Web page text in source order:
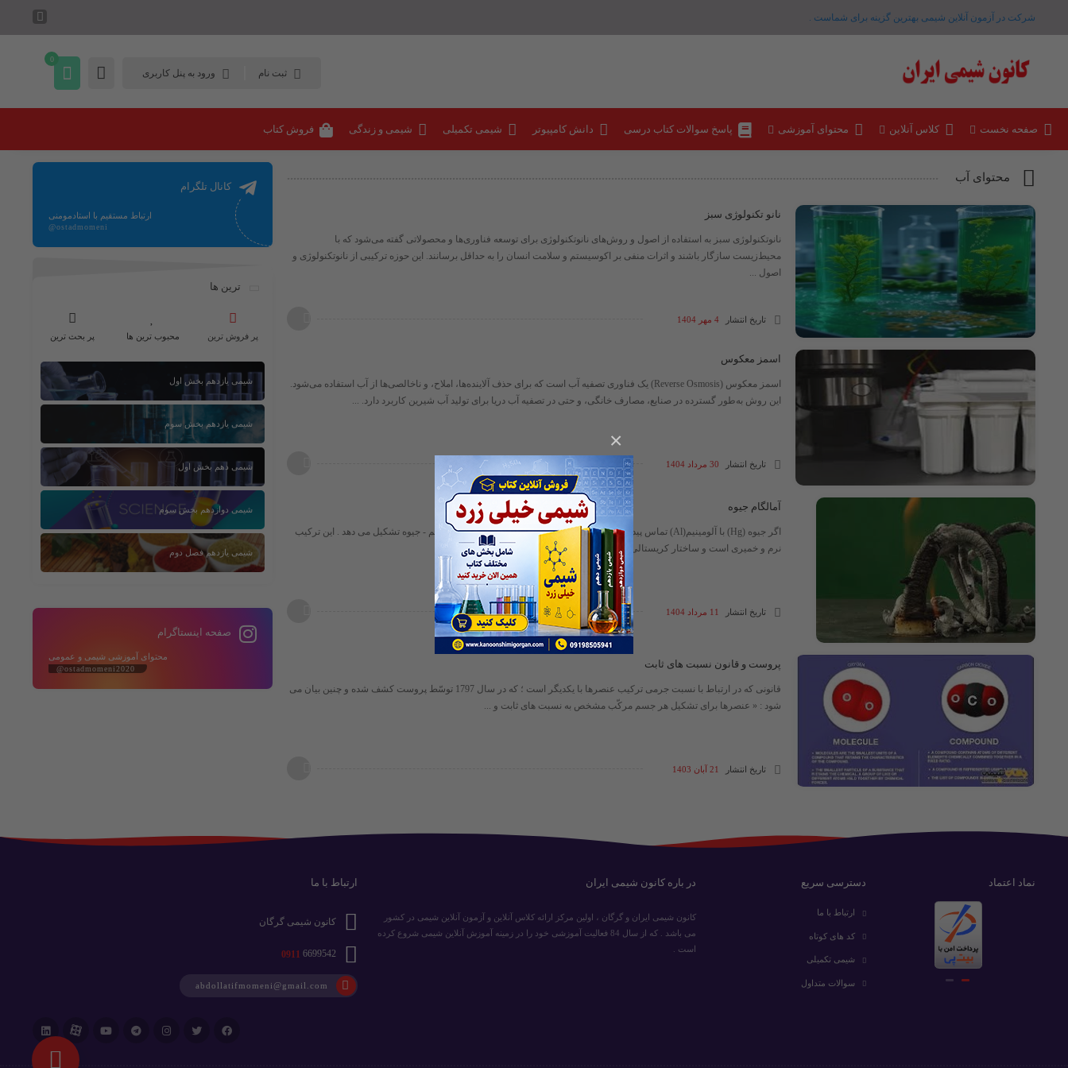
×
شرکت در آزمون آنلاین شیمی بهترین گزینه برای شماست .
ثبت نام ورود به پنل کاربری
0
صفحه نخست کلاس آنلاین محتوای آموزشی پاسخ سوالات کتاب درسی دانش کامپیوتر شیمی تکمیلی شیمی و زندگی فروش کتاب
محتوای آب
نانو تکنولوژی سبز
نانوتکنولوژی سبز به استفاده از اصول و روش‌های نانوتکنولوژی برای توسعه فناوری‌ها و محصولاتی گفته می‌شود که با
محیط‌زیست سازگار باشند و اثرات منفی بر اکوسیستم و سلامت انسان را به حداقل برسانند. این حوزه ترکیبی از نانوتکنولوژی و
اصول ...
تاریخ انتشار 4 مهر 1404
اسمز معکوس
اسمز معکوس (Reverse Osmosis) یک فناوری تصفیه آب است که برای حذف آلاینده‌ها، املاح، و ناخالصی‌ها از آب استفاده می‌شود.
این روش به‌طور گسترده در صنایع، مصارف خانگی، و حتی در تصفیه آب دریا برای تولید آب شیرین کاربرد دارد. ...
تاریخ انتشار 30 مرداد 1404
آمالگام جیوه
اگر جیوه (Hg) با آلومینیم(Al) تماس پیدا کند ، جیوه با آلومینیم ترکیب شده و آمالگام آلومینیم - جیوه تشکیل می دهد . این ترکیب
نرم و خمیری است و ساختار کریستالی آلومینیم را به هم می زند . حالا ...
تاریخ انتشار 11 مرداد 1404
پروست و قانون نسبت های ثابت
قانونی که در ارتباط با نسبت جرمی ترکیب عنصرها با یکدیگر است ؛ که در سال 1797 توسّط پروست کشف شده و چنین بیان می
شود : « عنصرها برای تشکیل هر جسم مرکّب مشخص به نسبت های ثابت و ...
تاریخ انتشار 21 آبان 1403
کانال تلگرام
ارتباط مستقیم با استادمومنی
@ostadmomeni
ترین ها
پر فروش ترین محبوب ترین ها پر بحث ترین
شیمی یازدهم بخش اول
شیمی یازدهم بخش سوم
شیمی دهم بخش اول
شیمی دوازدهم بخش سوم
شیمی یازدهم فصل دوم
صفحه اینستاگرام
محتوای آموزشی شیمی و عمومی
@ostadmomeni2020
نماد اعتماد دسترسی سریع
ارتباط با ما
کد های کوتاه
شیمی تکمیلی
سوالات متداول
در باره کانون شیمی ایران
کانون شیمی ایران و گرگان ، اولین مرکز ارائه کلاس آنلاین و آزمون آنلاین شیمی در کشور
می باشد . که از سال 84 فعالیت آموزشی خود را در زمینه آموزش آنلاین شیمی شروع کرده
است .
ارتباط با ما
کانون شیمی گرگان
0911 6699542
abdollatifmomeni@gmail.com